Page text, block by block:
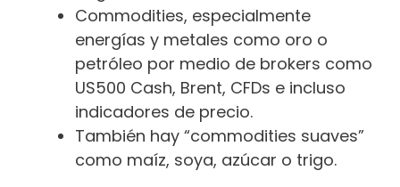
Commodities, especialmente
energías y metales como oro o
petróleo por medio de brokers como
US500 Cash, Brent, CFDs e incluso
indicadores de precio.
También hay “commodities suaves”
como maíz, soya, azúcar o trigo.